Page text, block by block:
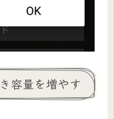
容量を増やす